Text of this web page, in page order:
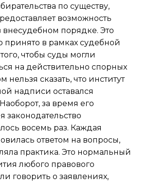
по существу,
возможность
внесудебном порядке. Это
в рамках судебной
чтобы суды могли
на действительно спорных
нельзя сказать, что институт
надписи оставался
за время его
законодательство
восемь раз. Каждая
ответом на вопросы,
практика. Это нормальный
любого правового
говорить о заявлениях,